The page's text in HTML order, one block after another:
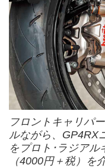
フロントキャリパ
ルながら、GP4RX
をプロト･ラジア
（4000円＋税）を